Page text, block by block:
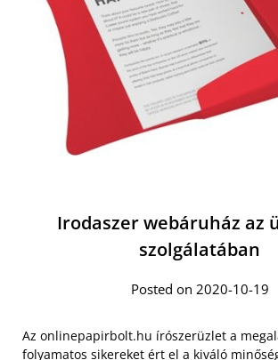
Irodaszer webáruház az
szolgálatában
Posted on 2020-10-19
Az onlinepapirbolt.hu írószerüzlet a
folyamatos sikereket ért el a kiváló